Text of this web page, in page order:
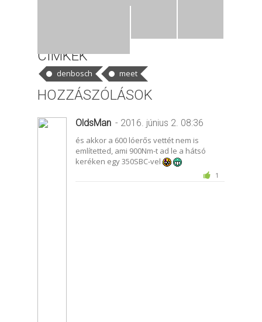
CÍMKÉK
denbosch meet
HOZZÁSZÓLÁSOK
OldsMan - 2016. június 2. 08:36
és akkor a 600 lóerős vettét nem is
említetted, ami 900Nm-t ad le a hátsó
keréken egy 350SBC-vel
1